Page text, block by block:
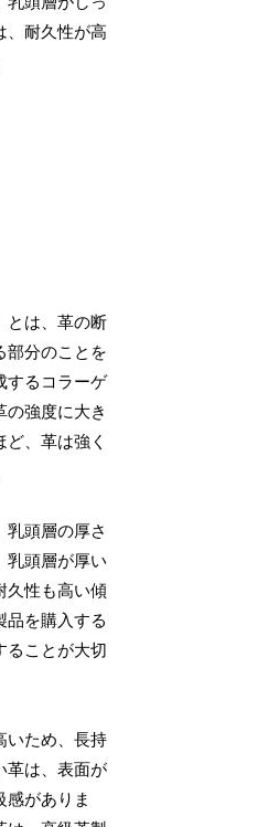
、耐久性が高
とは、革の断
部分のことを
するコラーゲ
の強度に大き
ど、革は強く
乳頭層の厚さ
乳頭層が厚い
久性も高い傾
品を購入する
ることが大切
いため、長持
革は、表面が
感がありま